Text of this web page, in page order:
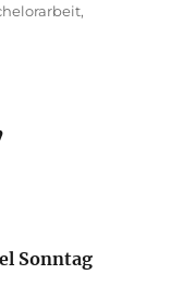
,
Sonntag